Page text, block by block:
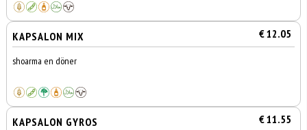
KAPSALON MIX € 12.05
shoarma en döner
KAPSALON GYROS € 11.55